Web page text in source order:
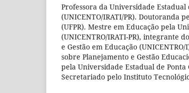
Professora da Universidade Estadual
(UNICENTO/IRATI/PR). Doutoranda
(UFPR). Mestre em Educação pela
(UNICENTRO/IRATI-PR), integrante
e Gestão em Educação
sobre Planejamento e Gestão
pela Universidade Estadual de Ponta
Secretariado pelo Instituto